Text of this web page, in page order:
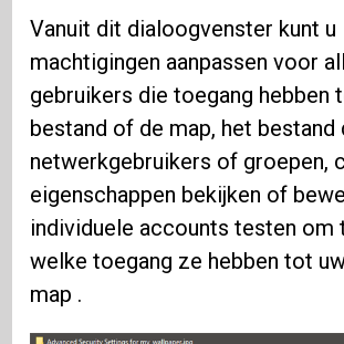
Vanuit dit dialoogvenster kunt u
machtigingen aanpassen voor
gebruikers die toegang hebben
bestand of de map, het bestand
netwerkgebruikers of groepen,
eigenschappen bekijken of
individuele accounts testen om
welke toegang ze hebben tot
map .